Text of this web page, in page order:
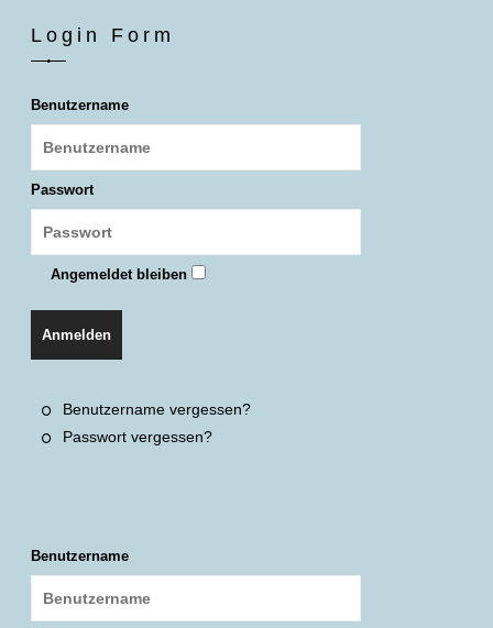
Login Form
Benutzername
Passwort
Angemeldet bleiben
Anmelden
Benutzername vergessen?
Passwort vergessen?
Benutzername